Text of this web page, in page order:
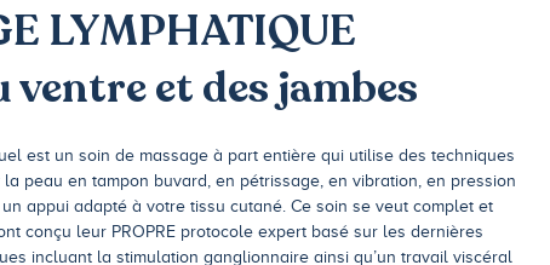
LYMPHATIQUE
ventre et des jambes
est un soin de massage à part entière qui utilise des techniques
peau en tampon buvard, en pétrissage, en vibration, en pression
appui adapté à votre tissu cutané. Ce soin se veut complet et
conçu leur PROPRE protocole expert basé sur les dernières
incluant la stimulation ganglionnaire ainsi qu’un travail viscéral